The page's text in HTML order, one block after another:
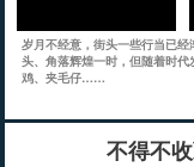
岁月不经意，街头一些行当已
头、角落辉煌一时，但随着时
鸡、夹毛仔……
不得不